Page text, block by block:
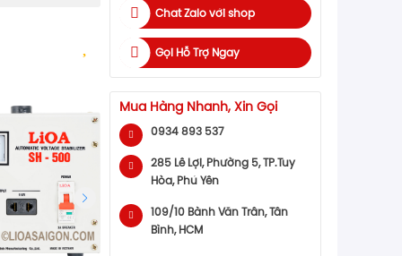
Chat Zalo với shop
Gọi Hỗ Trợ Ngay
Mua Hàng Nhanh, Xin Gọi
0934 893 537
285 Lê Lợi, Phường 5, TP.Tuy
Hòa, Phú Yên
109/10 Bành Văn Trân, Tân
Bình, HCM